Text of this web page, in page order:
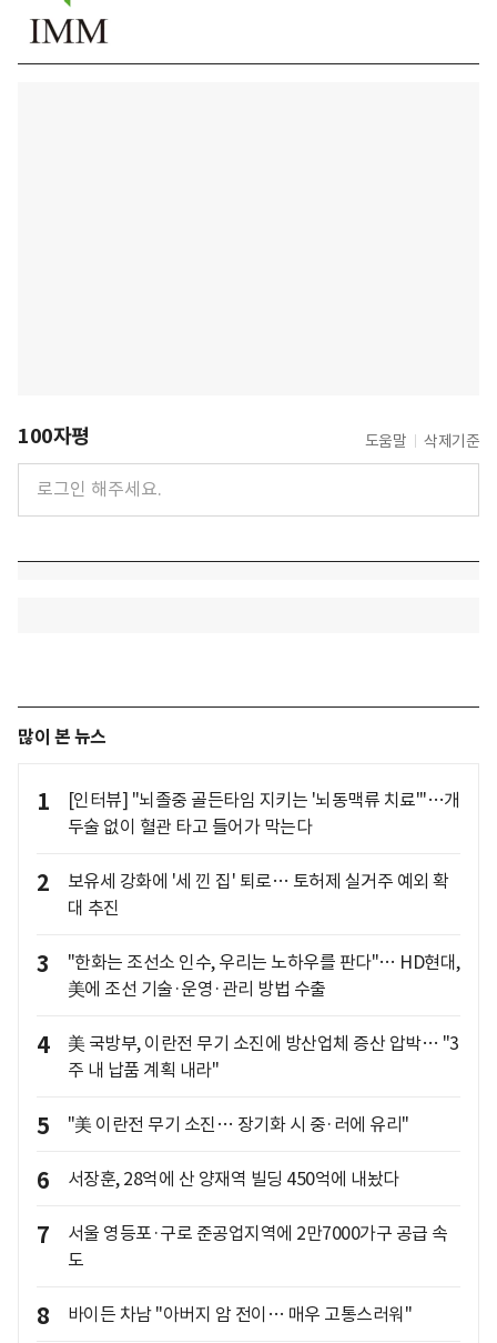
100자평 도움말 삭제기준
많이 본 뉴스
1
[인터뷰] "뇌졸중 골든타임 지키는 '뇌동맥류 치료'"…개
두술 없이 혈관 타고 들어가 막는다
2
보유세 강화에 '세 낀 집' 퇴로… 토허제 실거주 예외 확
대 추진
3
"한화는 조선소 인수, 우리는 노하우를 판다"… HD현대,
美에 조선 기술·운영·관리 방법 수출
4
美 국방부, 이란전 무기 소진에 방산업체 증산 압박… "3
주 내 납품 계획 내라"
5 "美 이란전 무기 소진… 장기화 시 중·러에 유리"
6 서장훈, 28억에 산 양재역 빌딩 450억에 내놨다
7
서울 영등포·구로 준공업지역에 2만7000가구 공급 속
도
8 바이든 차남 "아버지 암 전이… 매우 고통스러워"